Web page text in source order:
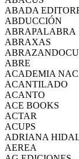
ABADA
ABDUCCIÓN
ABRAPALABRA
ABRAXAS
ABRE
ACADEMIA
ACANTILADO
ACANTO
ACE BOOKS
ACTAR
ACUPS
ADRIANA
AEREA